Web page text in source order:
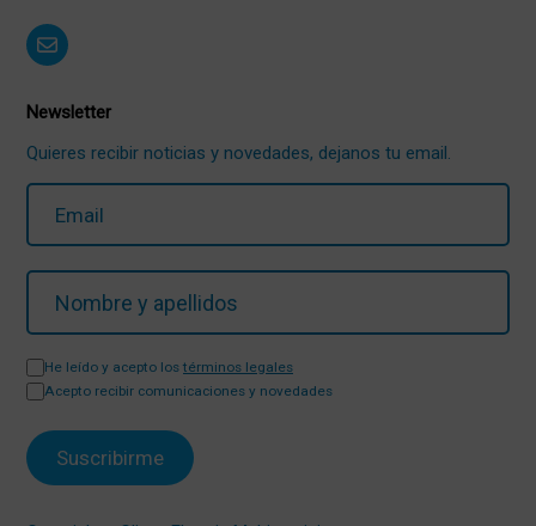
Newsletter
Quieres recibir noticias y novedades, dejanos tu email.
He leído y acepto los términos legales
Acepto recibir comunicaciones y novedades